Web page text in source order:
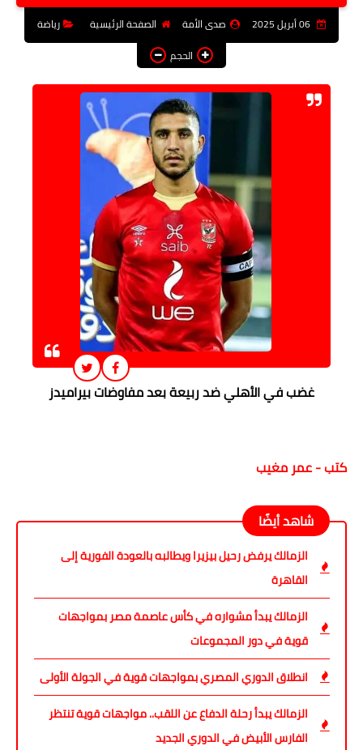
فن وثقافة
تعليم
عربى ودولى
توك شو
آراء وتحليلات
المزيد
06 أبريل 2025 صدى الأمة الصفحة الرئيسية
رياضة
الحجم
غضب في الأهلي ضد ربيعة بعد مفاوضات بيراميدز
كتب - عمر مغيب
شاهد أيضًا
الزمالك يرفض رحيل بيزيرا ويطالبه بالعودة الفورية إلى
القاهرة
الزمالك يبدأ مشواره في كأس عاصمة مصر بمواجهات
قوية في دور المجموعات
انطلاق الدوري المصري بمواجهات قوية في الجولة الأولى
الزمالك يبدأ رحلة الدفاع عن اللقب.. مواجهات قوية تنتظر
الفارس الأبيض في الدوري الجديد